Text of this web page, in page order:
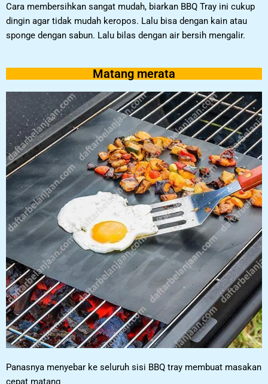
Cara membersihkan sangat mudah, biarkan BBQ Tray ini cukup
dingin agar tidak mudah keropos. Lalu bisa dengan kain atau
sponge dengan sabun. Lalu bilas dengan air bersih mengalir.
Matang merata
Panasnya menyebar ke seluruh sisi BBQ tray membuat masakan
cepat matang